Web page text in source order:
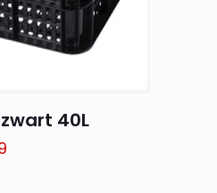
40L